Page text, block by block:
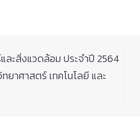
ละสิ่งแวดล้อม ประจำปี 2564
ยาศาสตร์ เทคโนโลยี และ